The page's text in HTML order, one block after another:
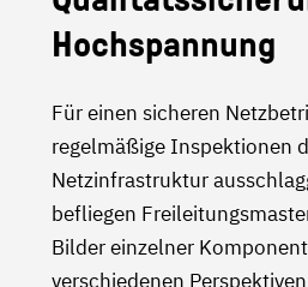
Hochspannung
Für einen sicheren
regelmäßige Inspektionen
Netzinfrastruktur
befliegen
Bilder einzelner
verschiedenen